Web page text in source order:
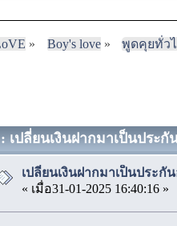
» Boy's love» พูดคุยทั่ว
ปลี่ยนเงินฝากมาเป็นประ
เปลี่ยนเงินฝากมาเป็นประกั
« เมื่อ31-01-2025 16:40:16 »